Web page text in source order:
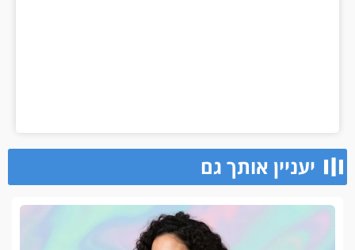
יעניין אותך גם